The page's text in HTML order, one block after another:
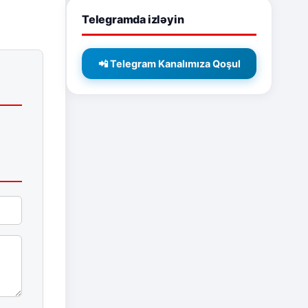
Telegramda izləyin
📲 Telegram Kanalımıza Qoşul